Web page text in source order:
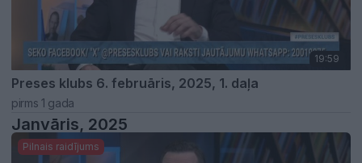
19:59
Preses klubs 6. februāris, 2025, 1. daļa
pirms 1 gada
Janvāris, 2025
Pilnais raidījums